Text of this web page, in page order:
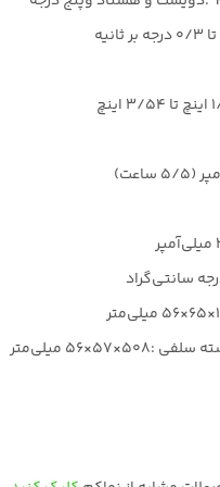
میلی‌متر